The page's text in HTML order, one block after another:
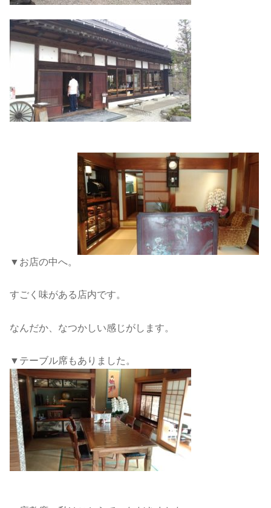
▼お店の中へ。
すごく味がある店内です。
なんだか、なつかしい感じがします。
▼テーブル席もありました。